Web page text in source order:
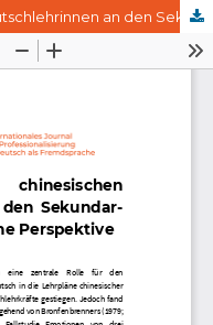
Emotionen von chinesischen Deutschlehrinnen an den Sekundarschulen: Eine ökologische Perspektive